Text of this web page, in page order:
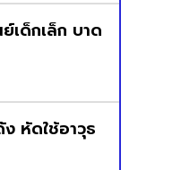
เด็กเล็ก บาด
หัดใช้อาวุธ